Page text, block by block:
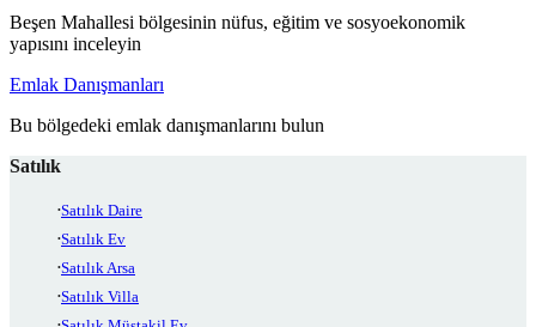
Beşen Mahallesi bölgesinin nüfus, eğitim ve sosyoekonomik
yapısını inceleyin
Emlak Danışmanları
Bu bölgedeki emlak danışmanlarını bulun
Satılık
Satılık Daire
Satılık Ev
Satılık Arsa
Satılık Villa